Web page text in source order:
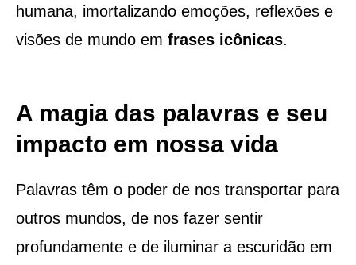
humana, imortalizando emoções, reflexões e
visões de mundo em frases icônicas.
A magia das palavras e seu
impacto em nossa vida
Palavras têm o poder de nos transportar para
outros mundos, de nos fazer sentir
profundamente e de iluminar a escuridão em